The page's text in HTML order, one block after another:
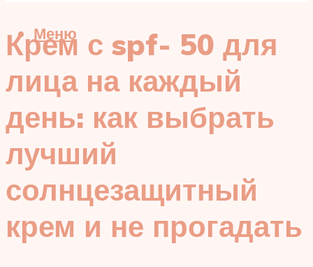
Меню
Крем с spf- 50 для
лица на каждый
день: как выбрать
лучший
солнцезащитный
крем и не прогадать